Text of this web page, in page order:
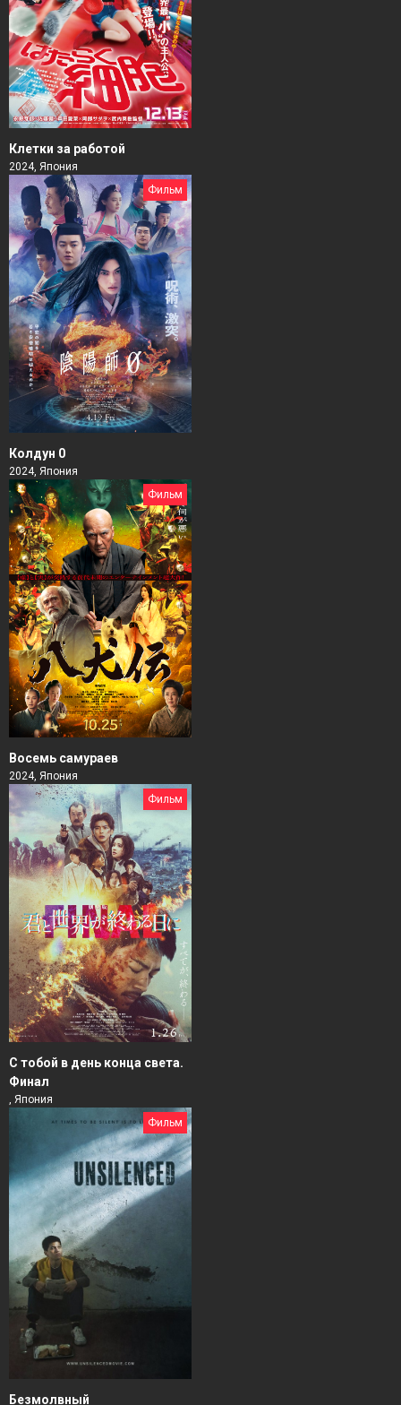
Клетки за работой
2024, Япония
Фильм
Колдун 0
2024, Япония
Фильм
Восемь самураев
2024, Япония
Фильм
С тобой в день конца света.
Финал
, Япония
Фильм
Безмолвный